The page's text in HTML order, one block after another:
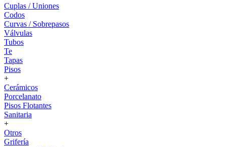
Cuplas / Uniones
Codos
Curvas / Sobrepasos
Válvulas
Tubos
Te
Tapas
Pisos
+
Cerámicos
Porcelanato
Pisos Flotantes
Sanitaria
+
Otros
Grifería